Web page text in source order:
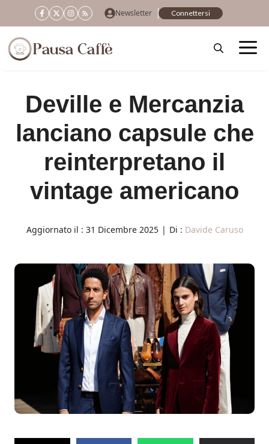
al
contenuto
Newsletter Connettersi
Deville e Mercanzia
lanciano capsule che
reinterpretano il
vintage americano
Aggiornato il : 31 Dicembre 2025 | Di : Davide Caruso